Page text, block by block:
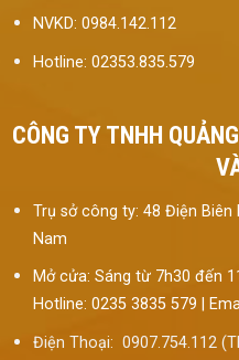
NVKD: 0984.142.112
Hotline: 02353.835.579
CÔNG TY TNHH
Trụ sở công ty: 48 Điện Biên
Nam
Mở cửa: Sáng từ 7h30 đến
Hotline: 0235 3835 579 |
Điện Thoại: 0907.754.112